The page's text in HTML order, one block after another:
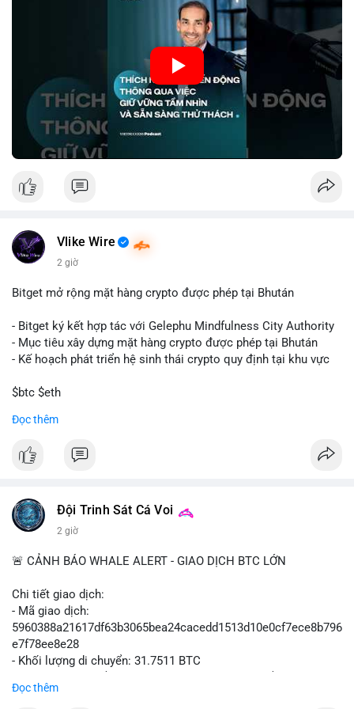
nhà đầu tư thành công thường tập trung vào nguyên tắc cơ
bản, phân배 tài sản hợp lý và kiên持 theo kế hoạch đã định.
Điều này không chỉ giúp giảm rủi ro mà còn tạo điều kiện để
tận dụng cơ hội khi thị trường phục hồi.
🎥 Xem video trực tiếp tại:
Nguồn: VIETSUCCESS
Vlike Wire
2 giờ
Bitget mở rộng mặt hàng crypto được phép tại Bhután
- Bitget ký kết hợp tác với Gelephu Mindfulness City Authority
- Mục tiêu xây dựng mặt hàng crypto được phép tại Bhután
- Kế hoạch phát triển hệ sinh thái crypto quy định tại khu vực
$btc $eth
#vlikevn
📰 Nguồn: Cointelegraph
Đọc thêm
Đội Trinh Sát Cá Voi
2 giờ
🚨 CẢNH BÁO WHALE ALERT - GIAO DỊCH BTC LỚN
Chi tiết giao dịch:
- Mã giao dịch:
5960388a21617df63b3065bea24cacedd1513d10e0cf7ece8b796
e7f78ee8e28
- Khối lượng di chuyển: 31.7511 BTC
USD)
Đọc thêm